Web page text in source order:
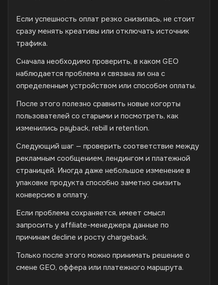
Если успешность оплат резко снизилась, не стоит
сразу менять креативы или отключать источник
трафика.
Сначала необходимо проверить, в каком GEO
наблюдается проблема и связана ли она с
определенным устройством или способом оплаты.
После этого полезно сравнить новые когорты
пользователей со старыми и посмотреть, как
изменились payback, rebill и retention.
Следующий шаг — проверить соответствие между
рекламным сообщением, лендингом и платежной
страницей. Иногда даже небольшое изменение в
упаковке продукта способно заметно снизить
конверсию в оплату.
Если проблема сохраняется, имеет смысл
запросить у affiliate-менеджера данные по
причинам decline и росту chargeback.
Только после этого можно принимать решение о
смене GEO, оффера или платежного маршрута.